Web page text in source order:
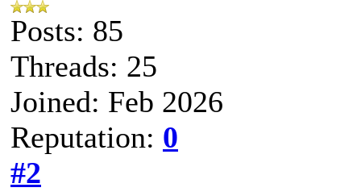
Posts: 85
Threads: 25
Joined: Feb 2026
Reputation: 0
#2